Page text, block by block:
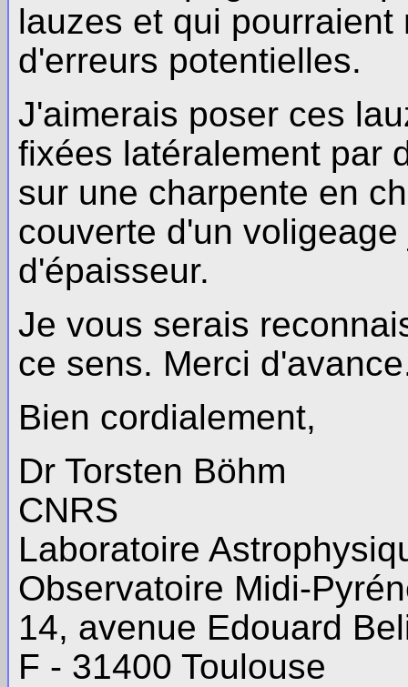
lauzes et qui
d'erreurs potentielles.
J'aimerais poser ces
fixées latéralement par
sur une charpente en
couverte d'un
d'épaisseur.
Je vous serais
ce sens. Merci
Bien cordialement,
Dr Torsten Böhm
CNRS
Laboratoire
Observatoire Midi-
14, avenue Edouard
F - 31400 Toulouse